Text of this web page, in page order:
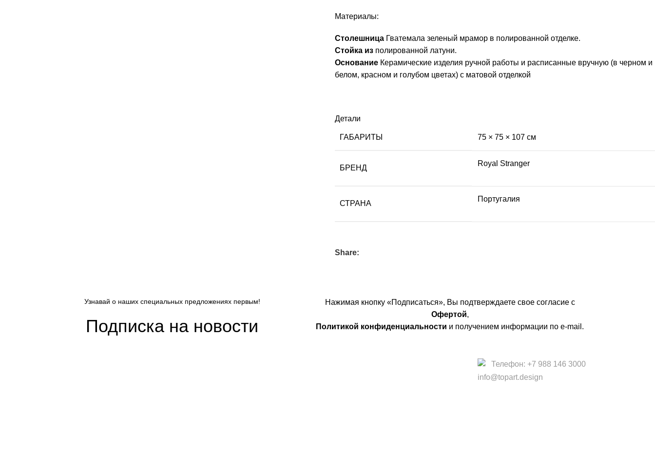
Материалы:
Столешница Гватемала зеленый мрамор в полированной отделке.
Стойка из полированной латуни.
Основание Керамические изделия ручной работы и расписанные вручную (в черном и
белом, красном и голубом цветах) с матовой отделкой
Детали
ГАБАРИТЫ 75 × 75 × 107 см
БРЕНД
Royal Stranger
СТРАНА
Португалия
Share:
Узнавай о наших специальных предложениях первым!
Подписка на новости
Нажимая кнопку «Подписаться», Вы подтверждаете свое согласие с
Офертой,
Политикой конфиденциальности и получением информации по e-mail.
Телефон: +7 988 146 3000
info@topart.design